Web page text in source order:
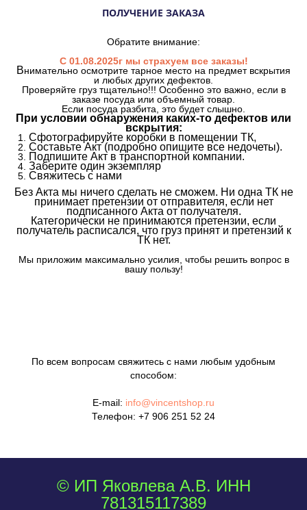
ПОЛУЧЕНИЕ ЗАКАЗА
Обратите внимание:
С 01.08.2025г мы страхуем все заказы!
Внимательно осмотрите тарное место на предмет вскрытия
и любых других дефектов.
Проверяйте груз тщательно!!! Особенно это важно, если в
заказе посуда или объемный товар.
Если посуда разбита, это будет слышно.
При условии обнаружения каких-то дефектов или
вскрытия:
Сфотографируйте коробки в помещении ТК,
Составьте Акт (подробно опишите все недочеты).
Подпишите Акт в транспортной компании.
Заберите один экземпляр
Свяжитесь с нами
Без Акта мы ничего сделать не сможем. Ни одна ТК не
принимает претензии от отправителя, если нет
подписанного Акта от получателя.
Категорически не принимаются претензии, если
получатель расписался, что груз принят и претензий к
ТК нет.
Мы приложим максимально усилия, чтобы решить вопрос в
вашу пользу!
По всем вопросам свяжитесь с нами любым удобным
способом:
E-mail: info@vincentshop.ru
Телефон: +7 906 251 52 24
© ИП Яковлева А.В. ИНН
781315117389